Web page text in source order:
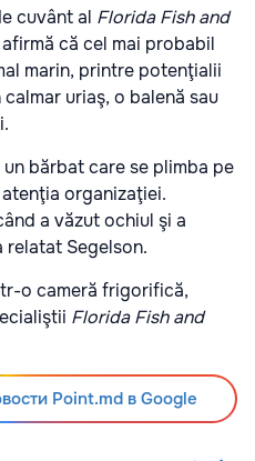
cuvânt al Florida Fish and
că cel mai probabil
marin, printre potenţialii
uriaş, o balenă sau
bărbat care se plimba pe
organizaţiei.
a văzut ochiul şi a
relatat Segelson.
o cameră frigorifică,
Florida Fish and
Point.md в Google